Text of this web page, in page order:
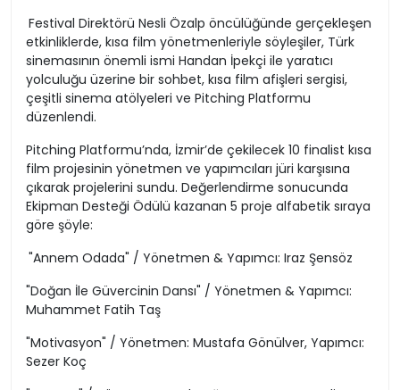
Festival Direktörü Nesli Özalp öncülüğünde gerçekleşen
etkinliklerde, kısa film yönetmenleriyle söyleşiler, Türk
sinemasının önemli ismi Handan İpekçi ile yaratıcı
yolculuğu üzerine bir sohbet, kısa film afişleri sergisi,
çeşitli sinema atölyeleri ve Pitching Platformu
düzenlendi.
Pitching Platformu’nda, İzmir’de çekilecek 10 finalist kısa
film projesinin yönetmen ve yapımcıları jüri karşısına
çıkarak projelerini sundu. Değerlendirme sonucunda
Ekipman Desteği Ödülü kazanan 5 proje alfabetik sıraya
göre şöyle:
"Annem Odada" / Yönetmen & Yapımcı: Iraz Şensöz
"Doğan İle Güvercinin Dansı" / Yönetmen & Yapımcı:
Muhammet Fatih Taş
"Motivasyon" / Yönetmen: Mustafa Gönülver, Yapımcı:
Sezer Koç